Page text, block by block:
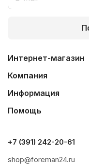
Интернет-магазин
Компания
Информация
Помощь
+7 (391) 242-20-61
shop@foreman24.ru